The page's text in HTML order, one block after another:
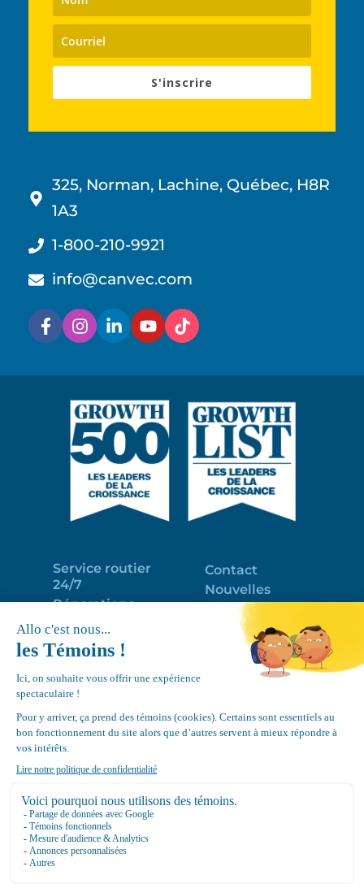
S'inscrire
325, Norman, Lachine, Québec, H8R
1A3
1-800-210-9921
info@canvec.com
Service routier
24/7
Réparations
Programme
d’entretien
Déneigement
de toits
Équipements
Contact
Nouvelles
Portail clients
Emploi
Politique de
Google
4.7